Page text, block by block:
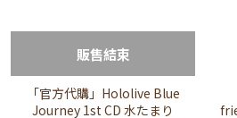
販售結束
「官方代購」Hololive Blue
Journey 1st CD 水たまり